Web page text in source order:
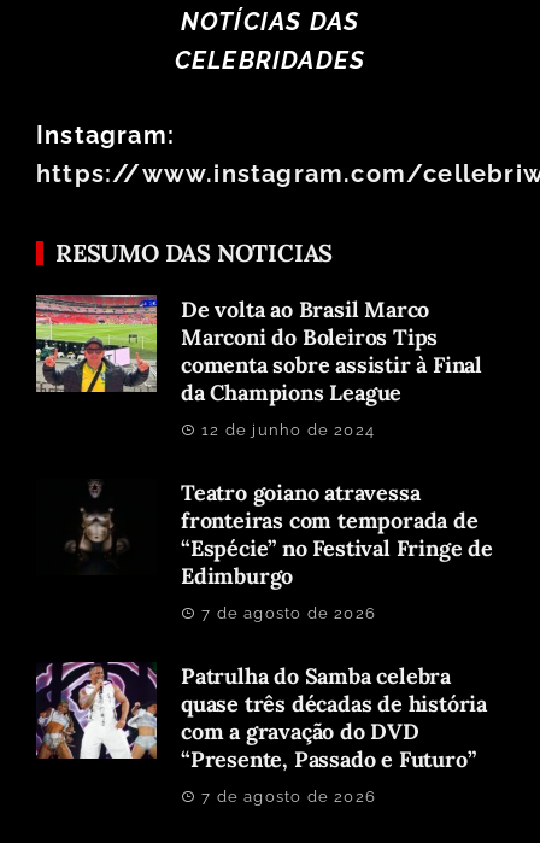
NOTÍCIAS DAS
CELEBRIDADES
Instagram:
https://www.instagram.com/
RESUMO DAS NOTICIAS
De volta ao Brasil Marco
Marconi do Boleiros Tips
comenta sobre assistir à Final
da Champions League
12 de junho de 2024
Teatro goiano atravessa
fronteiras com temporada de
“Espécie” no Festival Fringe de
Edimburgo
7 de agosto de 2026
Patrulha do Samba celebra
quase três décadas de história
com a gravação do DVD
“Presente, Passado e Futuro”
7 de agosto de 2026